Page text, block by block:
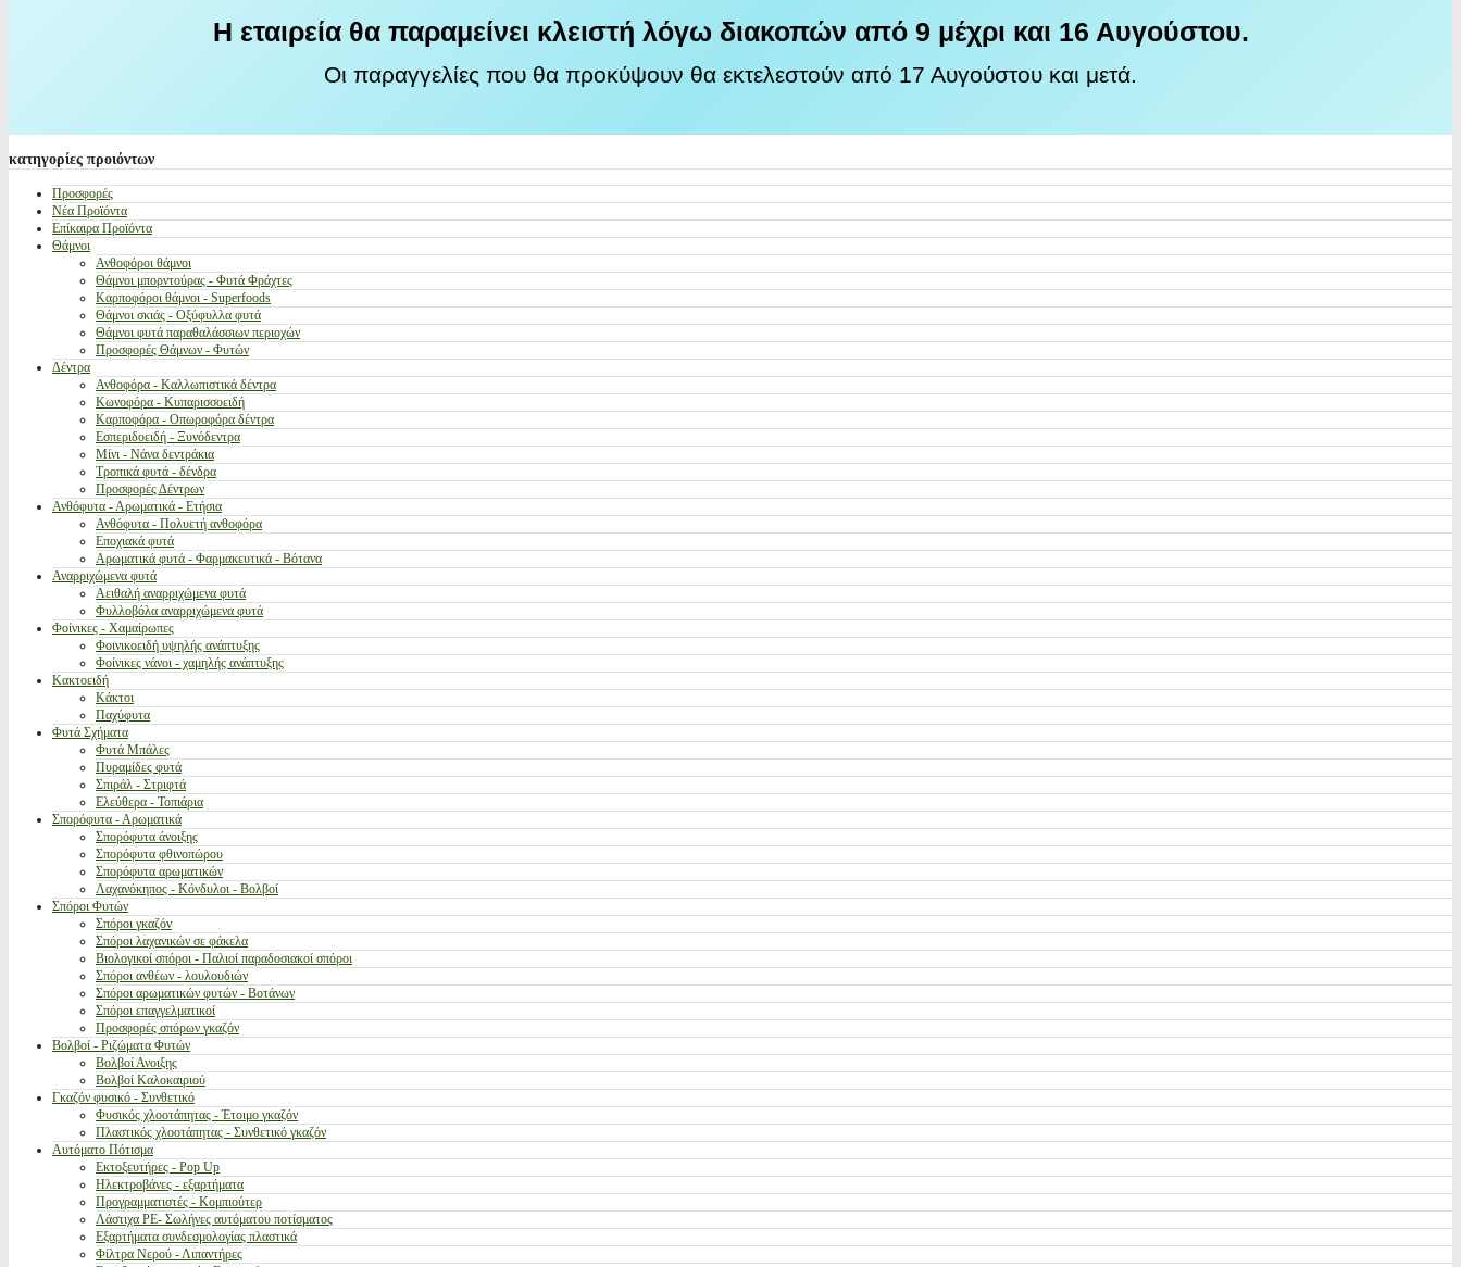
Η εταιρεία θα παραμείνει κλειστή λόγω διακοπών από 9 μέχρι και 16 Αυγούστου.
Οι παραγγελίες που θα προκύψουν θα εκτελεστούν από 17 Αυγούστου και μετά.
κατηγορίες προιόντων
Προσφορές
Νέα Προϊόντα
Επίκαιρα Προϊόντα
Θάμνοι
Ανθοφόροι θάμνοι
Θάμνοι μπορντούρας - Φυτά Φράχτες
Καρποφόροι θάμνοι - Superfoods
Θάμνοι σκιάς - Οξύφυλλα φυτά
Θάμνοι φυτά παραθαλάσσιων περιοχών
Προσφορές Θάμνων - Φυτών
Δέντρα
Ανθοφόρα - Καλλωπιστικά δέντρα
Κωνοφόρα - Κυπαρισσοειδή
Καρποφόρα - Οπωροφόρα δέντρα
Εσπεριδοειδή - Ξυνόδεντρα
Μίνι - Νάνα δεντράκια
Τροπικά φυτά - δένδρα
Προσφορές Δέντρων
Ανθόφυτα - Αρωματικά - Ετήσια
Ανθόφυτα - Πολυετή ανθοφόρα
Εποχιακά φυτά
Αρωματικά φυτά - Φαρμακευτικά - Βότανα
Αναρριχώμενα φυτά
Αειθαλή αναρριχώμενα φυτά
Φυλλοβόλα αναρριχώμενα φυτά
Φοίνικες - Χαμαίρωπες
Φοινικοειδή υψηλής ανάπτυξης
Φοίνικες νάνοι - χαμηλής ανάπτυξης
Κακτοειδή
Κάκτοι
Παχύφυτα
Φυτά Σχήματα
Φυτά Μπάλες
Πυραμίδες φυτά
Σπιράλ - Στριφτά
Ελεύθερα - Τοπιάρια
Σπορόφυτα - Αρωματικά
Σπορόφυτα άνοιξης
Σπορόφυτα φθινοπώρου
Σπορόφυτα αρωματικών
Λαχανόκηπος - Κόνδυλοι - Βολβοί
Σπόροι Φυτών
Σπόροι γκαζόν
Σπόροι λαχανικών σε φάκελα
Βιολογικοί σπόροι - Παλιοί παραδοσιακοί σπόροι
Σπόροι ανθέων - λουλουδιών
Σπόροι αρωματικών φυτών - Βοτάνων
Σπόροι επαγγελματικοί
Προσφορές σπόρων γκαζόν
Βολβοί - Ριζώματα Φυτών
Βολβοί Ανοιξης
Βολβοί Καλοκαιριού
Γκαζόν φυσικό - Συνθετικό
Φυσικός χλοοτάπητας - Έτοιμο γκαζόν
Πλαστικός χλοοτάπητας - Συνθετικό γκαζόν
Αυτόματο Πότισμα
Εκτοξευτήρες - Pop Up
Ηλεκτροβάνες - εξαρτήματα
Προγραμματιστές - Κομπιούτερ
Λάστιχα PE- Σωλήνες αυτόματου ποτίσματος
Εξαρτήματα συνδεσμολογίας πλαστικά
Φίλτρα Νερού - Λιπαντήρες